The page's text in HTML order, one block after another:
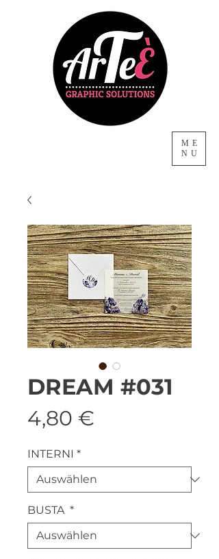
ME
NU
DREAM #031
4,80 €
INTERNI *
BUSTA *